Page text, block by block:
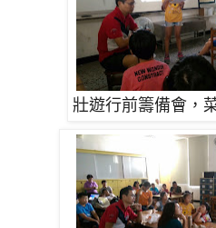
壯遊行前籌備會，